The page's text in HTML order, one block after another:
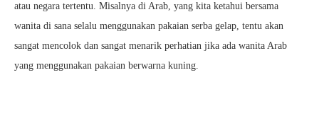
atau negara tertentu. Misalnya di Arab, yang kita ketahui bersama
wanita di sana selalu menggunakan pakaian serba gelap, tentu akan
sangat mencolok dan sangat menarik perhatian jika ada wanita Arab
yang menggunakan pakaian berwarna kuning.